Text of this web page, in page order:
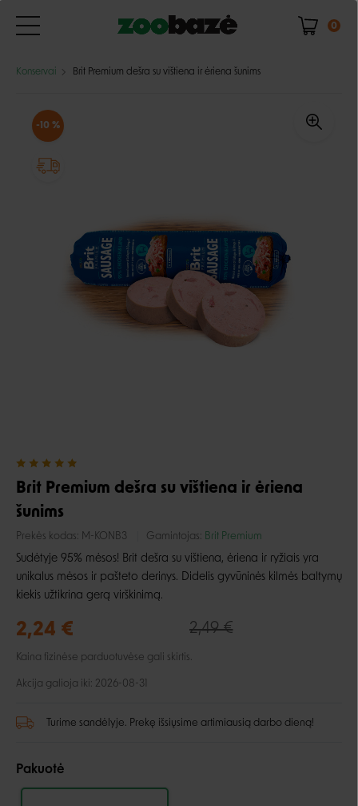
0
Konservai Brit Premium dešra su vištiena ir ėriena šunims
-10 %
Brit Premium dešra su vištiena ir ėriena
šunims
Prekės kodas: M-KONB3 Gamintojas: Brit Premium
Sudėtyje 95% mėsos! Brit dešra su vištiena, ėriena ir ryžiais yra
unikalus mėsos ir pašteto derinys. Didelis gyvūninės kilmės baltymų
kiekis užtikrina gerą virškinimą.
2,24 € 2,49 €
Kaina fizinėse parduotuvėse gali skirtis.
Akcija galioja iki: 2026-08-31
Turime sandėlyje. Prekę išsiųsime artimiausią darbo dieną!
Pakuotė